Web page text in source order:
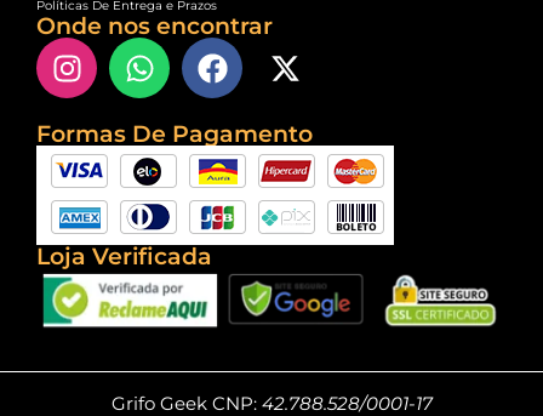
Políticas De Entrega e Prazos
Onde nos encontrar
Formas De Pagamento
Loja Verificada
Grifo Geek CNP: 42.788.528/0001-17